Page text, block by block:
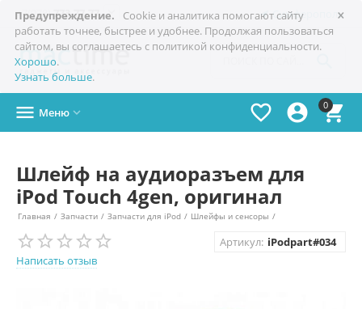
×
Предупреждение.
Cookie и аналитика помогают сайту
работать точнее, быстрее и удобнее. Продолжая пользоваться
сайтом, вы соглашаетесь с политикой конфиденциальности.
Хорошо.
Узнать больше.
Симферополь
+7(978)773-77-77 
0



 Меню 
Шлейф на аудиоразъем для
iPod Touch 4gen, оригинал
Главная / Запчасти / Запчасти для iPod / Шлейфы и сенсоры /
Написать отзыв
Артикул: iPodpart#034